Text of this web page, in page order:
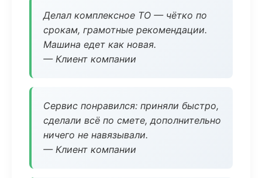
Делал комплексное ТО — чётко по
срокам, грамотные рекомендации.
Машина едет как новая.
— Клиент компании
Сервис понравился: приняли быстро,
сделали всё по смете, дополнительно
ничего не навязывали.
— Клиент компании